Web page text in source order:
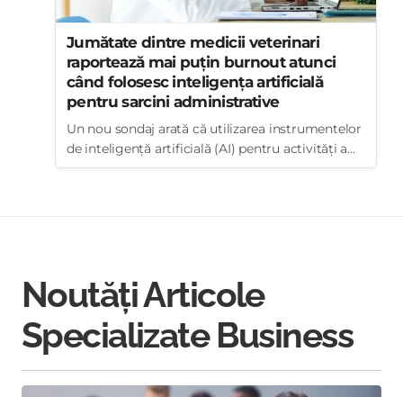
Jumătate dintre medicii veterinari
raportează mai puțin burnout atunci
când folosesc inteligența artificială
pentru sarcini administrative
Un nou sondaj arată că utilizarea instrumentelor
de inteligență artificială (AI) pentru activități a...
Noutăți Articole
Specializate Business